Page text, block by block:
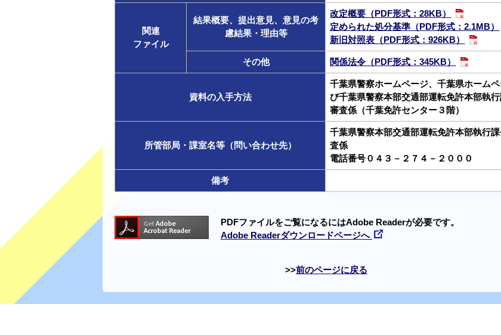
関連
ファイル
結果概要、提出意見、意見の考
慮結果・理由等
改定概要（PDF形式：28KB）
定められた処分基準（PDF形式：2.1MB）
新旧対照表（PDF形式：926KB）
その他 関係法令（PDF形式：345KB）
資料の入手方法
千葉県警察ホームページ、千葉県ホームペ
び千葉県警察本部交通部運転免許本部執
審査係（千葉免許センター３階）
所管部局・課室名等（問い合わせ先）
千葉県警察本部交通部運転免許本部執行
査係
電話番号０４３－２７４－２０００
備考
PDFファイルをご覧になるにはAdobe Readerが必要です。
Adobe Readerダウンロードページへ
前のページに戻る